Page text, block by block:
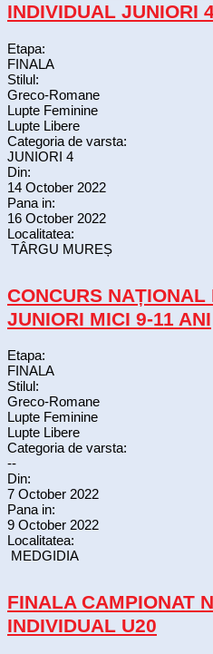
INDIVIDUAL JUNIORI
Etapa:
FINALA
Stilul:
Greco-Romane
Lupte Feminine
Lupte Libere
Categoria de varsta:
JUNIORI 4
Din:
14 October 2022
Pana in:
16 October 2022
Localitatea:
TÂRGU MUREȘ
CONCURS NAȚIONAL
JUNIORI MICI 9-11 ANI
Etapa:
FINALA
Stilul:
Greco-Romane
Lupte Feminine
Lupte Libere
Categoria de varsta:
--
Din:
7 October 2022
Pana in:
9 October 2022
Localitatea:
MEDGIDIA
FINALA CAMPIONAT
INDIVIDUAL U20